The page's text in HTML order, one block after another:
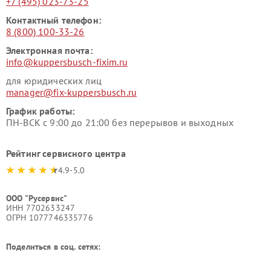
Контактный телефон:
8 (800) 100-33-26
Электронная почта:
info@kuppersbusch-fixim.ru
для юридических лиц
manager@fix-kuppersbusch.ru
График работы:
ПН-ВСК с 9:00 до 21:00 без перерывов и выходных
Рейтинг сервисного центра
4.9-5.0
ООО "Русервис"
ИНН 7702633247
ОГРН 1077746335776
Поделиться в соц. сетях: